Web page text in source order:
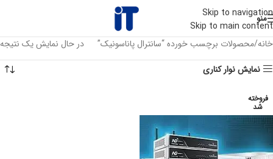
Skip to navigation
Skip to main content
منو
خانه محصولات برچسب خورده “سانترال پاناسونیک”
در حال نمایش یک نتیجه
نمایش نوار کناری
فروخته
شد